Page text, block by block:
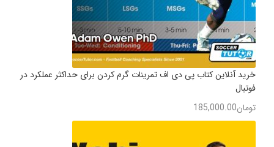
خرید آنلاین کتاب پی دی اف تمرینات گرم کردن برای حداکثر عملکرد در
فوتبال
تومان185,000.00